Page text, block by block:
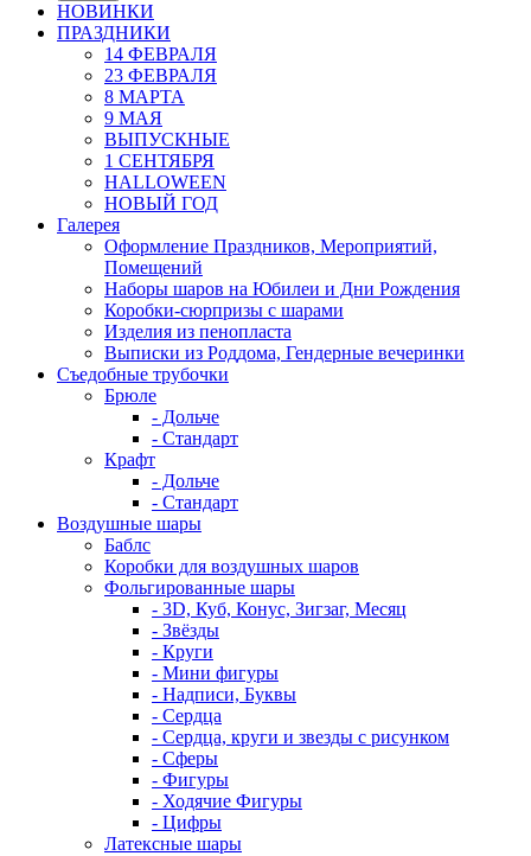
НОВИНКИ
ПРАЗДНИКИ
14 ФЕВРАЛЯ
23 ФЕВРАЛЯ
8 МАРТА
9 МАЯ
ВЫПУСКНЫЕ
1 СЕНТЯБРЯ
HALLOWEEN
НОВЫЙ ГОД
Галерея
Оформление Праздников, Мероприятий,
Помещений
Наборы шаров на Юбилеи и Дни Рождения
Коробки-сюрпризы с шарами
Изделия из пенопласта
Выписки из Роддома, Гендерные вечеринки
Съедобные трубочки
Брюле
- Дольче
- Стандарт
Крафт
- Дольче
- Стандарт
Воздушные шары
Баблс
Коробки для воздушных шаров
Фольгированные шары
- 3D, Куб, Конус, Зигзаг, Месяц
- Звёзды
- Круги
- Мини фигуры
- Надписи, Буквы
- Сердца
- Сердца, круги и звезды с рисунком
- Сферы
- Фигуры
- Ходячие Фигуры
- Цифры
Латексные шары